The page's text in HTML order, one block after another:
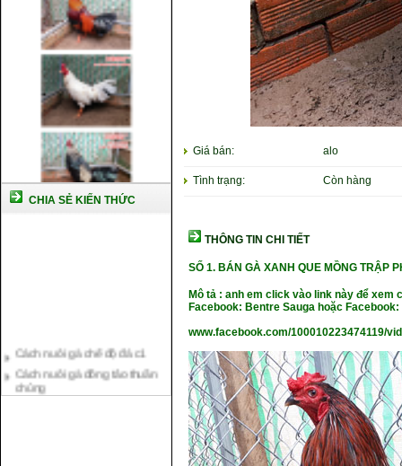
CHIA SẺ KIẾN THỨC
Cách nuôi gà đông tảo thuần
chủng
Kỹ thuật nuôi gà con mới nở
Giá bán: alo
Tình trạng: Còn hàng
THÔNG TIN CHI TIẾT
SỐ 1. BÁN GÀ XANH QUE MỒNG TRẬP
Mô tả : anh em click vào link này để
Facebook: Bentre Sauga hoặc Facebook:
www.facebook.com/100010223474119/